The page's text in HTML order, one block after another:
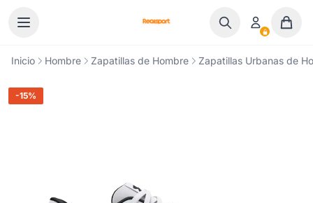
Inicio Hombre Zapatillas de Hombre Zapatillas Urbanas de
-15%